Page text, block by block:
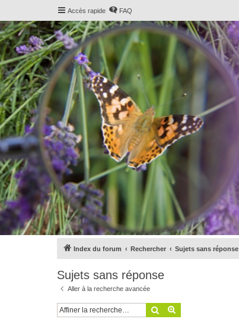
Accès rapide FAQ
Index du forum Rechercher Sujets sans réponse
Sujets sans réponse
Aller à la recherche avancée
Rechercher